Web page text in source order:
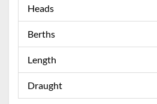
Heads
Berths
Length
Draught